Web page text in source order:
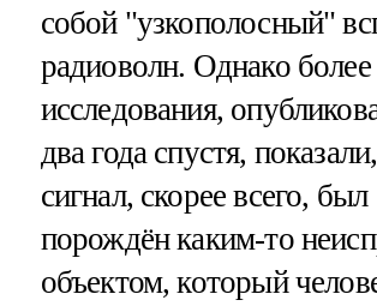
собой "узкополосный"
радиоволн. Однако
исследования,
два года спустя,
сигнал, скорее всего, был
порождён каким-то
объектом, который